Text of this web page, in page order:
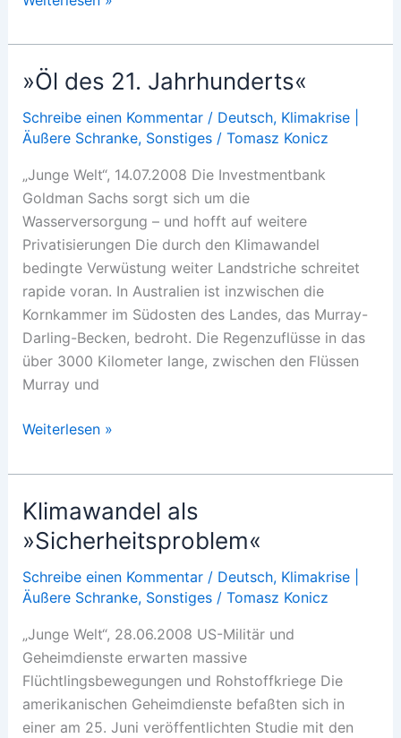
gegen
die
Wand
»Öl des 21. Jahrhunderts«
Schreibe einen Kommentar / Deutsch, Klimakrise |
Äußere Schranke, Sonstiges/ Tomasz Konicz
„Junge Welt“, 14.07.2008 Die Investmentbank
Goldman Sachs sorgt sich um die
Wasserversorgung – und hofft auf weitere
Privatisierungen Die durch den Klimawandel
bedingte Verwüstung weiter Landstriche schreitet
rapide voran. In Australien ist inzwischen die
Kornkammer im Südosten des Landes, das Murray-
Darling-Becken, bedroht. Die Regenzuflüsse in das
über 3000 Kilometer lange, zwischen den Flüssen
Murray und
»Öl
21.
Jahrhunderts«
Weiterlesen »
Klimawandel als
»Sicherheitsproblem«
Schreibe einen Kommentar / Deutsch, Klimakrise |
Äußere Schranke, Sonstiges/ Tomasz Konicz
„Junge Welt“, 28.06.2008 US-Militär und
Geheimdienste erwarten massive
Flüchtlingsbewegungen und Rohstoffkriege Die
amerikanischen Geheimdienste befaßten sich in
einer am 25. Juni veröffentlichten Studie mit den